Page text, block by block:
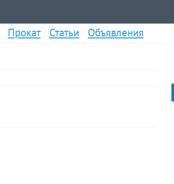
Прокат Статьи
Объявления